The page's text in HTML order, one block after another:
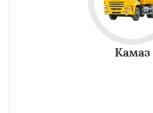
Камаз